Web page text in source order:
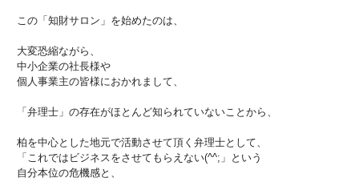
この「知財サロン」を始めたのは、
大変恐縮ながら、
中小企業の社長様や
個人事業主の皆様におかれまして、
「弁理士」の存在がほとんど知られていないことから、
柏を中心とした地元で活動させて頂く弁理士として、
「これではビジネスをさせてもらえない(^^;」という
自分本位の危機感と、